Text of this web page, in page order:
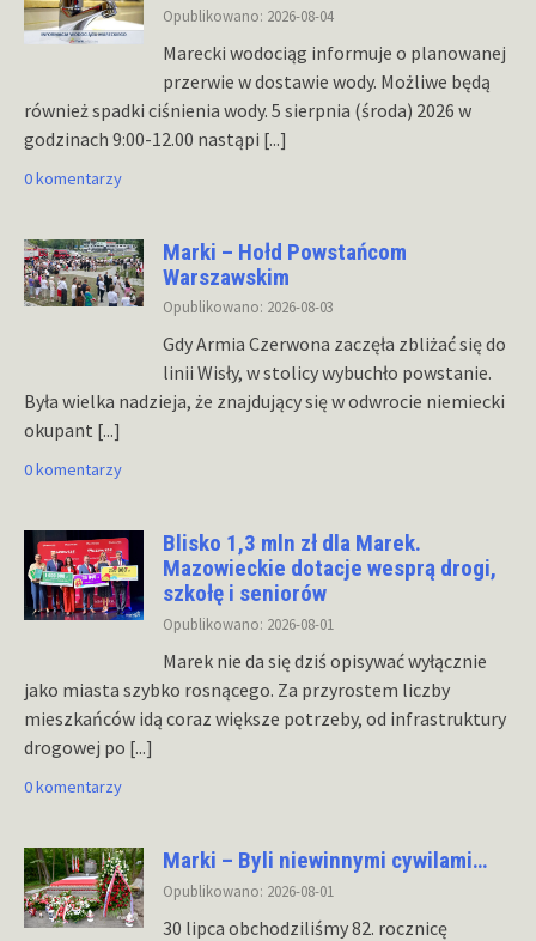
Opublikowano: 2026-08-04
Marecki wodociąg informuje o planowanej
przerwie w dostawie wody. Możliwe będą
również spadki ciśnienia wody. 5 sierpnia (środa) 2026 w
godzinach 9:00-12.00 nastąpi [...]
0 komentarzy
Marki – Hołd Powstańcom
Warszawskim
Opublikowano: 2026-08-03
Gdy Armia Czerwona zaczęła zbliżać się do
linii Wisły, w stolicy wybuchło powstanie.
Była wielka nadzieja, że znajdujący się w odwrocie niemiecki
okupant [...]
0 komentarzy
Blisko 1,3 mln zł dla Marek.
Mazowieckie dotacje wesprą drogi,
szkołę i seniorów
Opublikowano: 2026-08-01
Marek nie da się dziś opisywać wyłącznie
jako miasta szybko rosnącego. Za przyrostem liczby
mieszkańców idą coraz większe potrzeby, od infrastruktury
drogowej po [...]
0 komentarzy
Marki – Byli niewinnymi cywilami…
Opublikowano: 2026-08-01
30 lipca obchodziliśmy 82. rocznicę